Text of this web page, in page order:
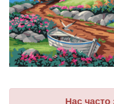
Нас часто